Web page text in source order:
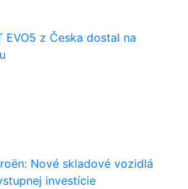
EVO5 z Česka dostal na
Nové skladové vozidlá
investície